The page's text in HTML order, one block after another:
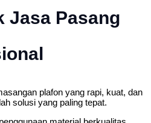
Jasa Pasang
plafon yang rapi, kuat, dan
solusi yang paling tepat.